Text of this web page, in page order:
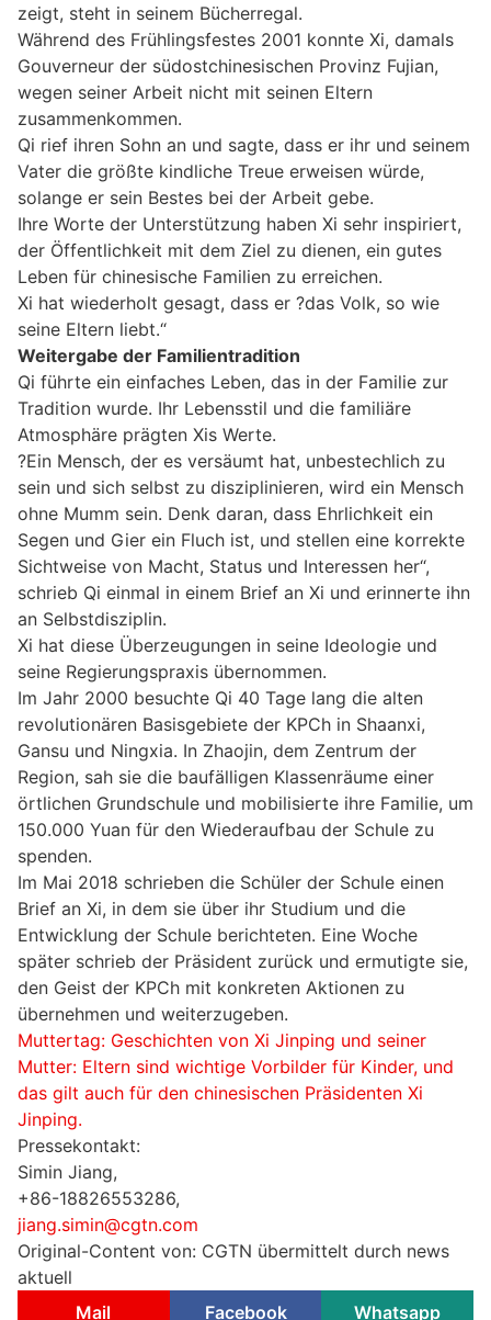
zeigt, steht in seinem Bücherregal.
Während des Frühlingsfestes 2001 konnte Xi, damals
Gouverneur der südostchinesischen Provinz Fujian,
wegen seiner Arbeit nicht mit seinen Eltern
zusammenkommen.
Qi rief ihren Sohn an und sagte, dass er ihr und seinem
Vater die größte kindliche Treue erweisen würde,
solange er sein Bestes bei der Arbeit gebe.
Ihre Worte der Unterstützung haben Xi sehr inspiriert,
der Öffentlichkeit mit dem Ziel zu dienen, ein gutes
Leben für chinesische Familien zu erreichen.
Xi hat wiederholt gesagt, dass er ?das Volk, so wie
seine Eltern liebt.“
Weitergabe der Familientradition
Qi führte ein einfaches Leben, das in der Familie zur
Tradition wurde. Ihr Lebensstil und die familiäre
Atmosphäre prägten Xis Werte.
?Ein Mensch, der es versäumt hat, unbestechlich zu
sein und sich selbst zu disziplinieren, wird ein Mensch
ohne Mumm sein. Denk daran, dass Ehrlichkeit ein
Segen und Gier ein Fluch ist, und stellen eine korrekte
Sichtweise von Macht, Status und Interessen her“,
schrieb Qi einmal in einem Brief an Xi und erinnerte ihn
an Selbstdisziplin.
Xi hat diese Überzeugungen in seine Ideologie und
seine Regierungspraxis übernommen.
Im Jahr 2000 besuchte Qi 40 Tage lang die alten
revolutionären Basisgebiete der KPCh in Shaanxi,
Gansu und Ningxia. In Zhaojin, dem Zentrum der
Region, sah sie die baufälligen Klassenräume einer
örtlichen Grundschule und mobilisierte ihre Familie, um
150.000 Yuan für den Wiederaufbau der Schule zu
spenden.
Im Mai 2018 schrieben die Schüler der Schule einen
Brief an Xi, in dem sie über ihr Studium und die
Entwicklung der Schule berichteten. Eine Woche
später schrieb der Präsident zurück und ermutigte sie,
den Geist der KPCh mit konkreten Aktionen zu
übernehmen und weiterzugeben.
Muttertag: Geschichten von Xi Jinping und seiner
Mutter: Eltern sind wichtige Vorbilder für Kinder, und
das gilt auch für den chinesischen Präsidenten Xi
Jinping.
Pressekontakt:
Simin Jiang,
+86-18826553286,
jiang.simin@cgtn.com
Original-Content von: CGTN übermittelt durch news
aktuell
Mail
Facebook Whatsapp